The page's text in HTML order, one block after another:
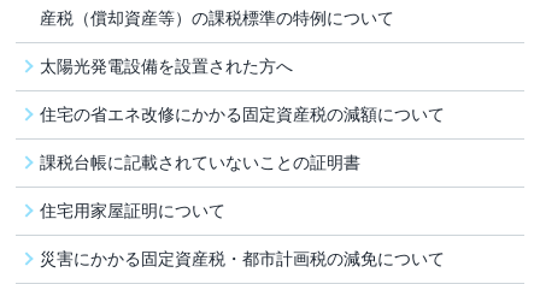
産税（償却資産等）の課税標準の特例について
太陽光発電設備を設置された方へ
住宅の省エネ改修にかかる固定資産税の減額について
課税台帳に記載されていないことの証明書
住宅用家屋証明について
災害にかかる固定資産税・都市計画税の減免について